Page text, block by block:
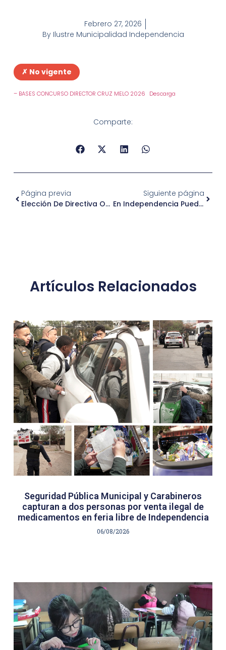
Febrero 27, 2026
ByIlustre Municipalidad Independencia
✗ No vigente
– BASES CONCURSO DIRECTOR CRUZ MELO 2026 Descarga
Comparte:
Página previa
Elección De Directiva Organización Comunitaria Comite De Vivienda Chamaco Valdez
Siguiente página
En Independencia Puedes Pagar Tu Permiso De Circulación 2026 “sin Atados”
Artículos Relacionados
Seguridad Pública Municipal y Carabineros
capturan a dos personas por venta ilegal de
medicamentos en feria libre de Independencia
06/08/2026